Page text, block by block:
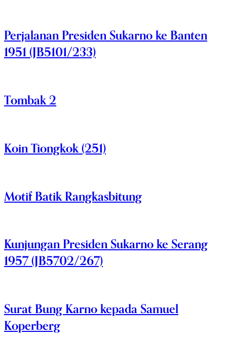
Perjalanan Presiden Sukarno ke Banten
1951 (JB5101/233)
Tombak 2
Koin Tiongkok (251)
Motif Batik Rangkasbitung
Kunjungan Presiden Sukarno ke Serang
1957 (JB5702/267)
Surat Bung Karno kepada Samuel
Koperberg